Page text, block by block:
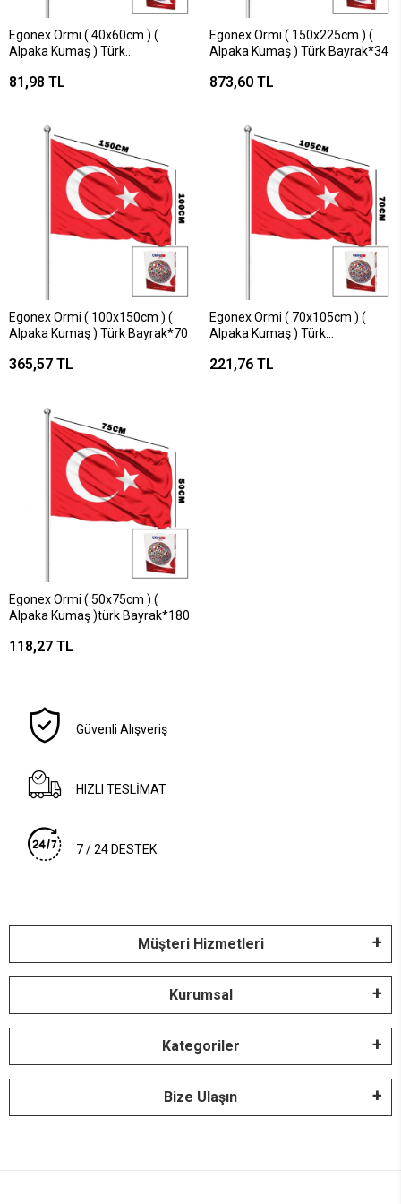
Egonex Ormi ( 40x60cm ) (
Alpaka Kumaş ) Türk
81,98 TL
Egonex Ormi ( 150x225cm ) (
Alpaka Kumaş ) Türk Bayrak*34
873,60 TL
Egonex Ormi ( 100x150cm ) (
Alpaka Kumaş ) Türk Bayrak*70
365,57 TL
Egonex Ormi ( 70x105cm ) (
Alpaka Kumaş ) Türk
221,76 TL
Egonex Ormi ( 50x75cm ) (
Alpaka Kumaş )türk Bayrak*180
118,27 TL
Güvenli Alışveriş
HIZLI TESLİMAT
7 / 24 DESTEK
Müşteri Hizmetleri
Kurumsal
Kategoriler
Bize Ulaşın